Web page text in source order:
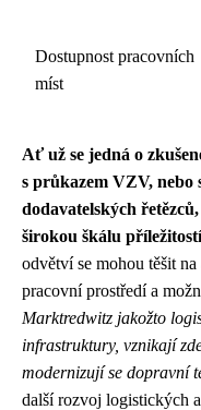
Dostupnost pracovních
míst
Ať už se jedná o
s průkazem VZV, nebo
dodavatelských
širokou škálu
odvětví se mohou těšit
pracovní prostředí a
Marktredwitz jakožto
infrastruktury, vznikají
modernizují se dopravní
další rozvoj logistických